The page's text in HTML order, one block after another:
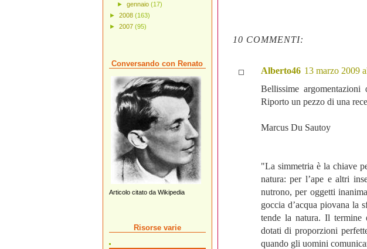
10 COMMENTI:
Alberto46 13 marzo 2009
Bellissime
Riporto un pezzo di una
Marcus Du Sautoy
"La simmetria è la chiave
natura: per l’ape e altri
nutrono, per oggetti
goccia d’acqua piovana la
tende la natura. Il termine
dotati di proporzioni
quando gli uomini
► gennaio (17)
► 2008 (163)
► 2007 (95)
Conversando con Renato
Articolo citato da Wikipedia
Risorse varie